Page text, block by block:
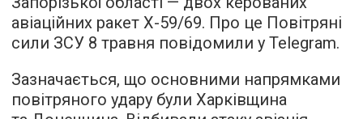
авіаційних ракет Х-59/69. Про це Повітряні
сили ЗСУ 8 травня повідомили у Telegram.
Зазначається, що основними напрямками
повітряного удару були Харківщина